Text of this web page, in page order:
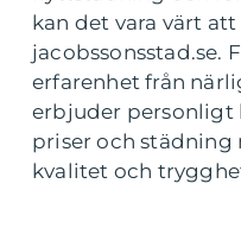
kan det vara värt
jacobssonsstad.se.
erfarenhet från
erbjuder personligt
priser och städning
kvalitet och